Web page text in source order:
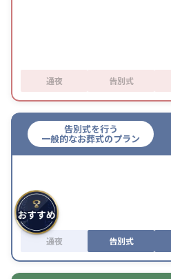
通夜 告別式
告別式を行う
一般的なお葬式のプラン
通夜 告別式